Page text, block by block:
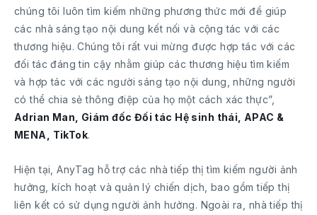
chúng tôi luôn tìm kiếm những phương thức mới để giúp
các nhà sáng tạo nội dung kết nối và cộng tác với các
thương hiệu. Chúng tôi rất vui mừng được hợp tác với các
đối tác đáng tin cậy nhằm giúp các thương hiệu tìm kiếm
và hợp tác với các người sáng tạo nội dung, những người
có thể chia sẻ thông điệp của họ một cách xác thực”,
Adrian Man, Giám đốc Đối tác Hệ sinh thái, APAC &
MENA, TikTok.
Hiện tại, AnyTag hỗ trợ các nhà tiếp thị tìm kiếm người ảnh
hưởng, kích hoạt và quản lý chiến dịch, bao gồm tiếp thị
liên kết có sử dụng người ảnh hưởng. Ngoài ra, nhà tiếp thị